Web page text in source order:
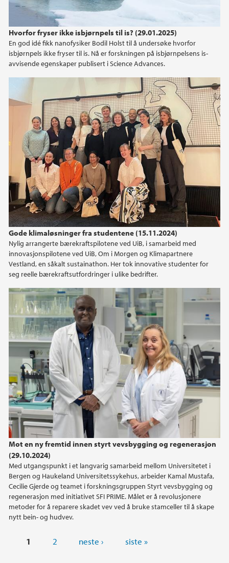
Hvorfor fryser ikke isbjørnpels til is? (29.01.2025)
En god idé fikk nanofysiker Bodil Holst til å undersøke hvorfor
isbjørnpels ikke fryser til is. Nå er forskningen på isbjørnpelsens is-
avvisende egenskaper publisert i Science Advances.
Gode klimaløsninger fra studentene (15.11.2024)
Nylig arrangerte bærekraftspilotene ved UiB, i samarbeid med
innovasjonspilotene ved UiB, Om i Morgen og Klimapartnere
Vestland, en såkalt sustainathon. Her tok innovative studenter for
seg reelle bærekraftsutfordringer i ulike bedrifter.
Mot en ny fremtid innen styrt vevsbygging og regenerasjon
(29.10.2024)
Med utgangspunkt i et langvarig samarbeid mellom Universitetet i
Bergen og Haukeland Universitetssykehus, arbeider Kamal Mustafa,
Cecilie Gjerde og teamet i forskningsgruppen Styrt vevsbygging og
regenerasjon med initiativet SFI PRIME. Målet er å revolusjonere
metoder for å reparere skadet vev ved å bruke stamceller til å skape
nytt bein- og hudvev.
Sider
1 2 neste › siste »